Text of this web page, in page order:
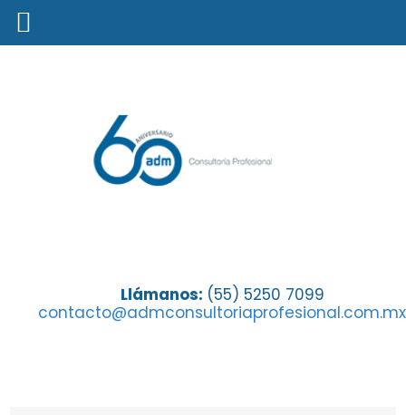
Llámanos: (55) 5250 7099
contacto@admconsultoriaprofesional.com.mx
¿Cómo te ayuda este seguro de
gastos médicos?